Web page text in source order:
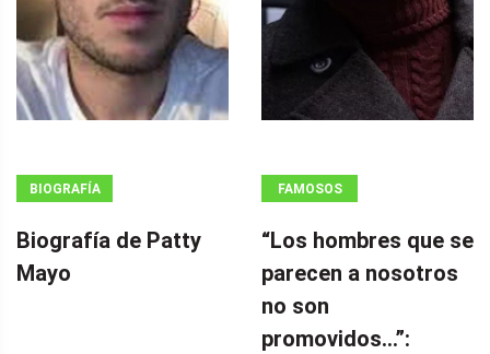
BIOGRAFÍA
Biografía de Patty
Mayo
FAMOSOS
“Los hombres que se
parecen a nosotros
no son
promovidos…”: